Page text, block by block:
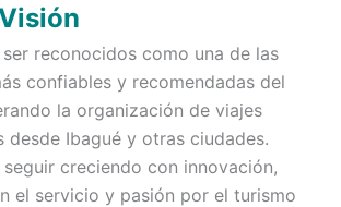
ser reconocidos como una de las
confiables y recomendadas del
la organización de viajes
desde Ibagué y otras ciudades.
seguir creciendo con innovación,
el servicio y pasión por el turismo